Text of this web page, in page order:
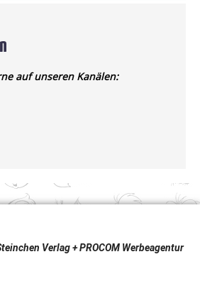
auf unseren Kanälen:
Verlag + PROCOM Werbeagentur